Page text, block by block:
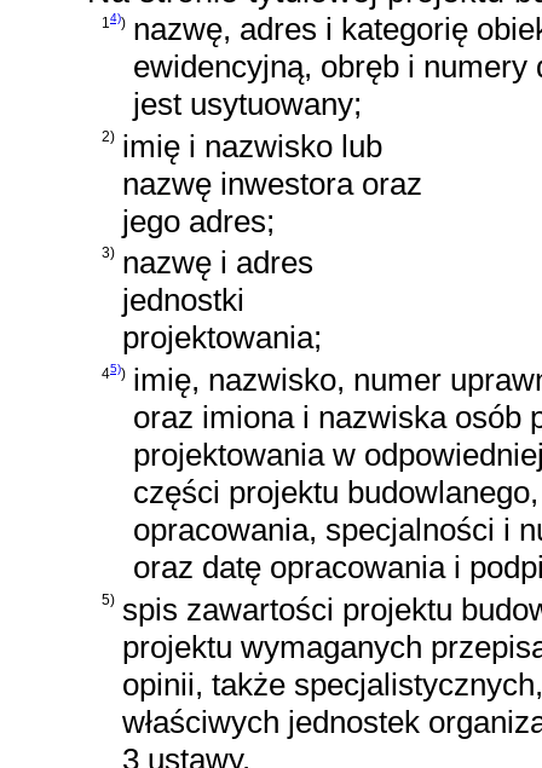
14)) nazwę, adres i kategorię
ewidencyjną, obręb i numery
jest usytuowany;
2) imię i nazwisko lub
nazwę inwestora oraz
jego adres;
3) nazwę i adres
jednostki
projektowania;
45)) imię, nazwisko, numer
oraz imiona i nazwiska osób
projektowania w
części projektu
opracowania, specjalności i
oraz datę opracowania i
5) spis zawartości projektu
projektu wymaganych
opinii, także
właściwych jednostek
3 ustawy.